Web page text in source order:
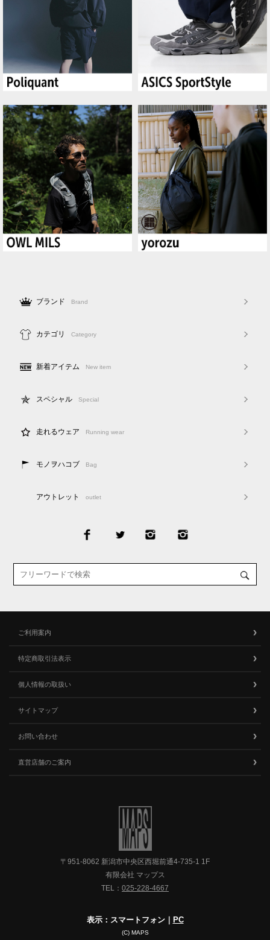
ブランド Brand
カテゴリ Category
新着アイテム New item
スペシャル Special
走れるウェア Running wear
モノヲハコブ Bag
アウトレット outlet
ご利用案内
特定商取引法表示
個人情報の取扱い
サイトマップ
お問い合わせ
直営店舗のご案内
〒951-8062 新潟市中央区西堀前通4-735-1 1F
有限会社 マップス
TEL： 025-228-4667
表示：スマートフォン｜ PC
(C) MAPS